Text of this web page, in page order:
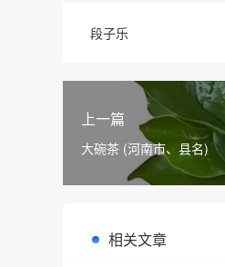
段子乐
上一篇
大碗茶 (河南市、县名)
相关文章